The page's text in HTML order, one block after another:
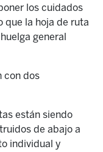
los cuidados
que la hoja de ruta
general
con dos
están siendo
de abajo a
individual y